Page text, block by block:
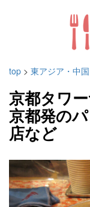
top > 東アジア・中
京都タワ
京都発の
店など